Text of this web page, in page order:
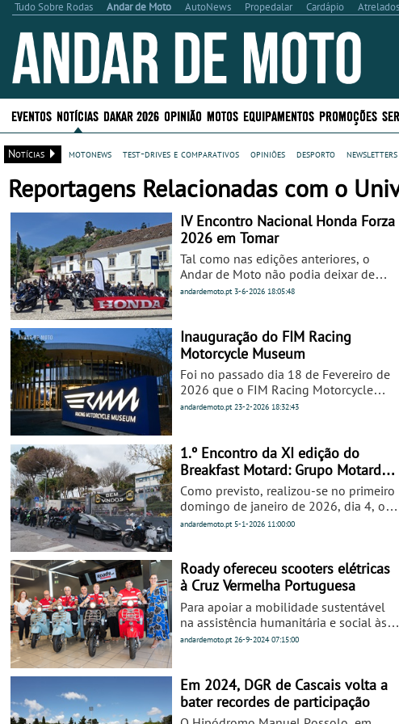
Tudo Sobre Rodas Andar de Moto AutoNews Propedalar Cardápio Atrelados
EVENTOS NOTÍCIAS DAKAR 2026 OPINIÃO MOTOS EQUIPAMENTOS PROMOÇÕES
Notícias motonews test-drives e comparativos opiniões desporto newsletters
Reportagens Relacionadas com o
IV Encontro Nacional Honda Forza
2026 em Tomar
Tal como nas edições anteriores, o
Andar de Moto não podia deixar de
marcar presença neste evento que é
entusiastas do modelo, nas suas
diferentes versões.
andardemoto.pt3-6-2026 18:05:48
Inauguração do FIM Racing
Motorcycle Museum
Foi no passado dia 18 de Fevereiro de
2026 que o FIM Racing Motorcycle
Museum abriu as suas portas ao
inauguração, e o nosso colaborador
Alan Cathcart foi um dos poucos
jornalistas convidados, tendo
aproveitado a oportunidade para nos
contar tudo o que por lá se pode
encontrar.
andardemoto.pt23-2-2026 18:32:43
1.º Encontro da XI edição do
Breakfast Motard: Grupo Motard
Foge com Elas
Como previsto, realizou-se no primeiro
domingo de janeiro de 2026, dia 4, o
1.º Encontro da XI edição do Breakfast
Elas, de Monte Abraão.
andardemoto.pt5-1-2026 11:00:00
Roady ofereceu scooters elétricas
à Cruz Vermelha Portuguesa
Para apoiar a mobilidade sustentável
na assistência humanitária e social às
comunidades locais.
andardemoto.pt26-9-202407:15:00
Em 2024, DGR de Cascais volta a
bater recordes de participação